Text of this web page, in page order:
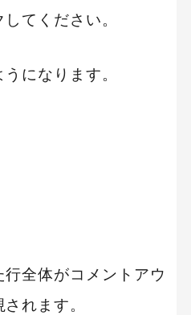
てください。
になります。
全体がコメントアウ
れます。